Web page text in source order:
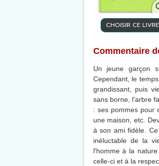
CHOISIR CE LIVRE
Commentaire
Un jeune garçon
Cependant, le
grandissant, puis
sans borne, l'arbre
: ses pommes pour
une maison, etc.
à son ami fidèle.
inéluctable de la
l'homme à la
celle-ci et à la